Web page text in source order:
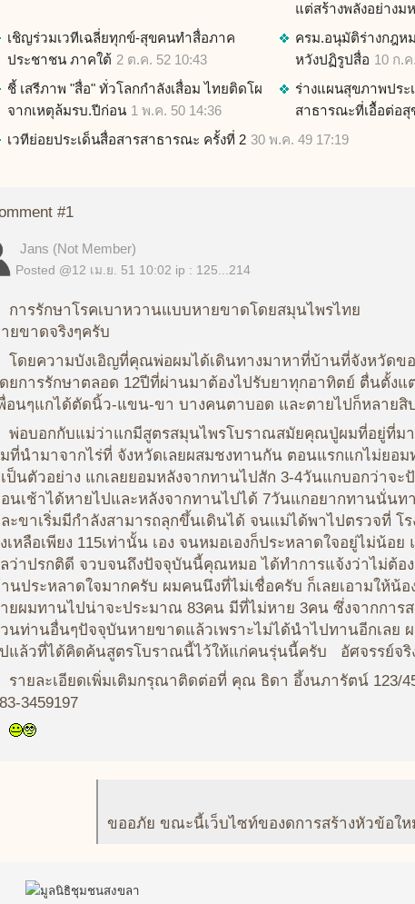
แต่สร้างพลังอย่างม
เชิญร่วมเวทีเฉลี่ยทุกข์-สุขคนทำสื่อภาค
ประชาชน ภาคใต้ 2 ต.ค. 52 10:43
ครม.อนุมัติร่างกฎห
หวังปฏิรูปสื่อ 10 ก.
ชี้ เสรีภาพ "สื่อ" ทั่วโลกกำลังเสื่อม ไทยติดโผ
จากเหตุล้มรบ.ปีก่อน 1 พ.ค. 50 14:36
ร่างแผนสุขภาพประ
สาธารณะที่เอื้อต่อสุ
เวทีย่อยประเด็นสื่อสารสาธารณะ ครั้งที่ 2 30 พ.ค. 49 17:19
#1
Jans (Not Member)
Posted @12 เม.ย. 51 10:02 ip : 125...214
การรักษาโรคเบาหวานแบบหายขาดโดยสมุนไพรไทย
ยขาดจริงๆครับ
โดยความบังเอิญที่คุณพ่อผมได้เดินทางมาหาที่บ้านที่จังหวัด
ยการรักษาตลอด 12ปีที่ผ่านมาต้องไปรับยาทุกอาทิตย์ ตื่นตั้งแ
อนๆแกได้ตัดนิ้ว-แขน-ขา บางคนตาบอด และตายไปก็หลายสิ
พ่อบอกกับแม่ว่าแกมีสูตรสมุนไพรโบราณสมัยคุณปู่ผมที่อยู่ที่ม
ที่นำมาจากไร่ที่ จังหวัดเลยผสมชงทานกัน ตอนแรกแกไม่ย
ป็นตัวอย่าง แกเลยยอมหลังจากทานไปสัก 3-4วันแกบอกว่าจ
นเช้าได้หายไปและหลังจากทานไปได้ 7วันแกอยากทานนั่น
ะขาเริ่มมีกำลังสามารถลุกขึ้นเดินได้ จนแม่ได้พาไปตรวจที่
เหลือเพียง 115เท่านั้น เอง จนหมอเองก็ประหลาดใจอยู่ไม่
ว่าปรกติดี จวบจนถึงปัจจุบันนี้คุณหมอ ได้ทำการแจ้งว่าไม่ต้อ
นประหลาดใจมากครับ ผมคนนึงที่ไม่เชื่อครับ ก็เลยเอามให้
ยผมทานไปน่าจะประมาณ 83คน มีที่ไม่หาย 3คน ซึ่งจากการ
นท่านอื่นๆปัจจุบันหายขาดแล้วเพราะไม่ได้นำไปทานอีกเลย
แล้วที่ได้คิดค้นสูตรโบราณนี้ไว้ให้แก่คนรุ่นนี้ครับ อัศจรรย์จริ
รายละเอียดเพิ่มเติมกรุณาติดต่อที่ คุณ ธิดา อึ้งนภารัตน์ 123/
3459197
ขออภัย ขณะนี้เว็บไซท์ของดการสร้างหัวข้อใ